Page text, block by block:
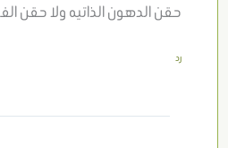
حقن الدهون الذاتيه ولا حقن
رد